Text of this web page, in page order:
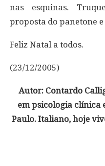
nas esquinas.
proposta do panetone
Feliz Natal a todos.
(23/12/2005)
Autor: Contardo
em psicologia clínica
Paulo. Italiano, hoje